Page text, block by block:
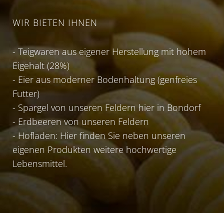
WIR BIETEN IHNEN
- Teigwaren aus eigener Herstellung mit hohem
Eigehalt (28%)
- Eier aus moderner Bodenhaltung (genfreies
Futter)
- Spargel von unseren Feldern hier in Bondorf
- Erdbeeren von unseren Feldern
- Hofladen: Hier finden Sie neben unseren
eigenen Produkten weitere hochwertige
Lebensmittel.